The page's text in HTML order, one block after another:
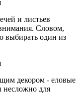
и листьев
Словом,
выбирать один из
декором - еловые
несложно для